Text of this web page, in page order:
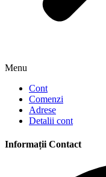
Menu
Cont
Comenzi
Adrese
Detalii cont
Informații Contact